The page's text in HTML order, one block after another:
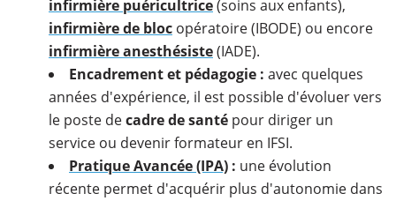
infirmière puéricultrice(soins aux enfants),
infirmière de bloc opératoire (IBODE) ou encore
infirmière anesthésiste(IADE).
Encadrement et pédagogie : avec quelques
années d'expérience, il est possible d'évoluer vers
le poste decadre de santé pour diriger un
service ou devenir formateur en IFSI.
Pratique Avancée (IPA) : une évolution
récente permet d'acquérir plus d'autonomie dans